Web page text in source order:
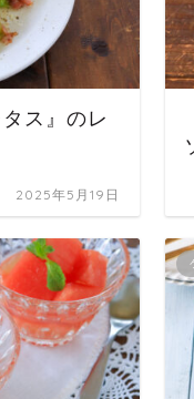
ス』のレ
2025年5月19日